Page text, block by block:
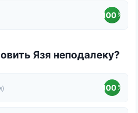
100 %
Язя неподалеку?
100 %